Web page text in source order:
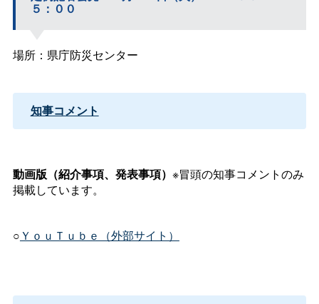
５：００
場所：県庁防災センター
知事コメント
動画版（紹介事項、発表事項） ※冒頭の知事コメントのみ
掲載しています。
○ＹｏｕＴｕｂｅ（外部サイト）